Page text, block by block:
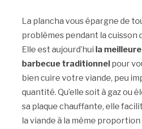
La plancha vous épargne de
problèmes pendant la cuisson
Elle est aujourd’hui la
barbecue traditionnel pour
bien cuire votre viande, peu
quantité. Qu’elle soit à gaz ou
sa plaque chauffante, elle
la viande à la même